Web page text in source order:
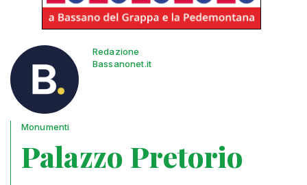
Redazione
Bassanonet.it
Monumenti
Palazzo Pretorio